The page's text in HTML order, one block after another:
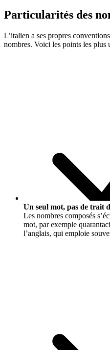
Particularités des
L’italien a ses propres
nombres. Voici les points les plus
Un seul mot, pas de trait
Les nombres composés
mot, par exemple
l’anglais, qui emploie